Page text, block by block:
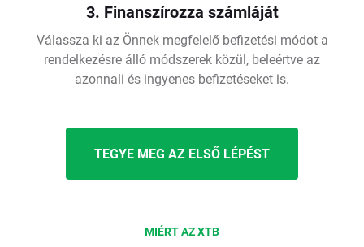
3. Finanszírozza számláját
Válassza ki az Önnek megfelelő befizetési módot a
rendelkezésre álló módszerek közül, beleértve az
azonnali és ingyenes befizetéseket is.
TEGYE MEG AZ ELSŐ LÉPÉST
MIÉRT AZ XTB